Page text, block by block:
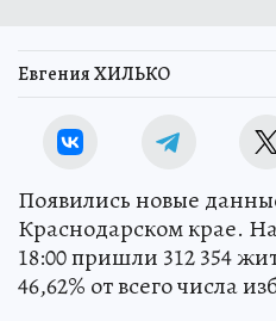
Евгения ХИЛЬКО
Появились новые
Краснодарском крае.
18:00 пришли 312 354
46,62% от всего числа